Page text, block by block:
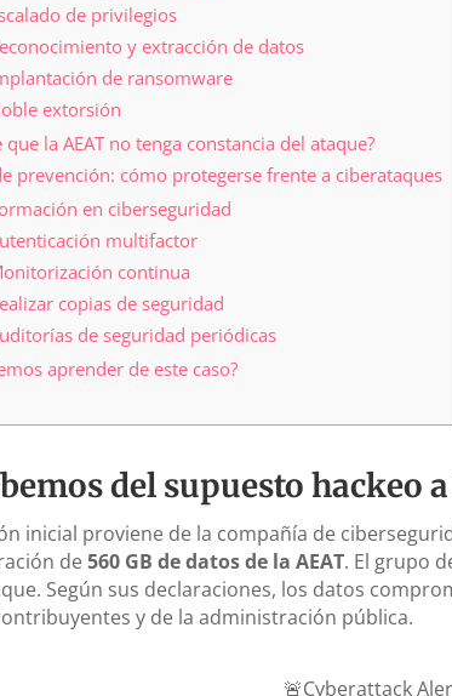
de privilegios
y extracción de datos
de ransomware
extorsión
que la AEAT no tenga constancia del ataque?
prevención: cómo protegerse frente a ciberataques
en ciberseguridad
multifactor
continua
copias de seguridad
de seguridad periódicas
aprender de este caso?
del supuesto hackeo
inicial proviene de la compañía de
de560 GB de datos de la AEAT. El grupo
Según sus declaraciones, los datos
y de la administración pública.
🚨Cyberattack